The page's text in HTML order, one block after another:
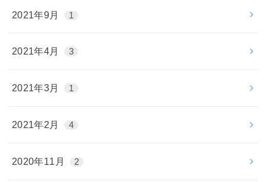
2021年9月 1
2021年4月 3
2021年3月 1
2021年2月 4
2020年11月 2